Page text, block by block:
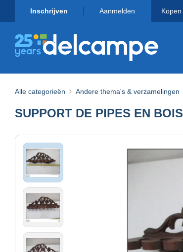
Inschrijven Aanmelden Kopen
Alle categorieën Andere thema's & verzamelingen
SUPPORT DE PIPES EN BOIS